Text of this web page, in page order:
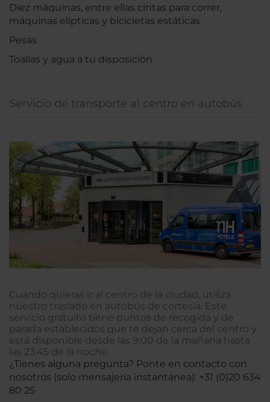
Diez máquinas, entre ellas cintas para correr,
máquinas elípticas y bicicletas estáticas
Pesas
Toallas y agua a tu disposición
Servicio de transporte al centro en autobús
Cuando quieras ir al centro de la ciudad, utiliza
nuestro traslado en autobús de cortesía. Este
servicio gratuito tiene puntos de recogida y de
parada establecidos que te dejan cerca del centro y
está disponible desde las 9:00 de la mañana hasta
las 23:45 de la noche.
¿Tienes alguna pregunta? Ponte en contacto con
nosotros (solo mensajería instantánea): +31 (0)20 634
80 25